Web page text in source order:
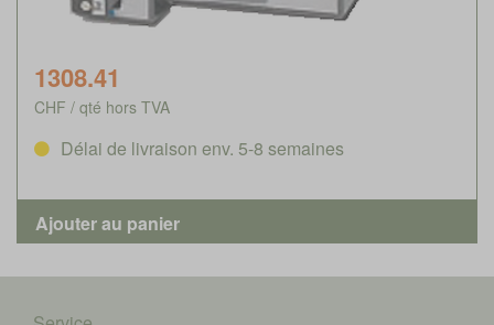
1308.41
CHF / qté hors TVA
Délai de livraison env. 5-8 semaines